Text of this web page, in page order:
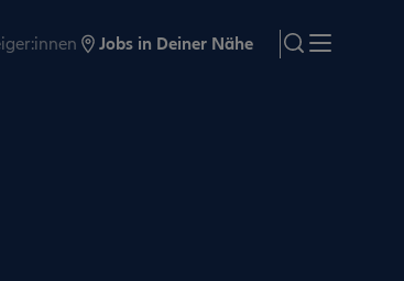
Jobs in Deiner Nähe search